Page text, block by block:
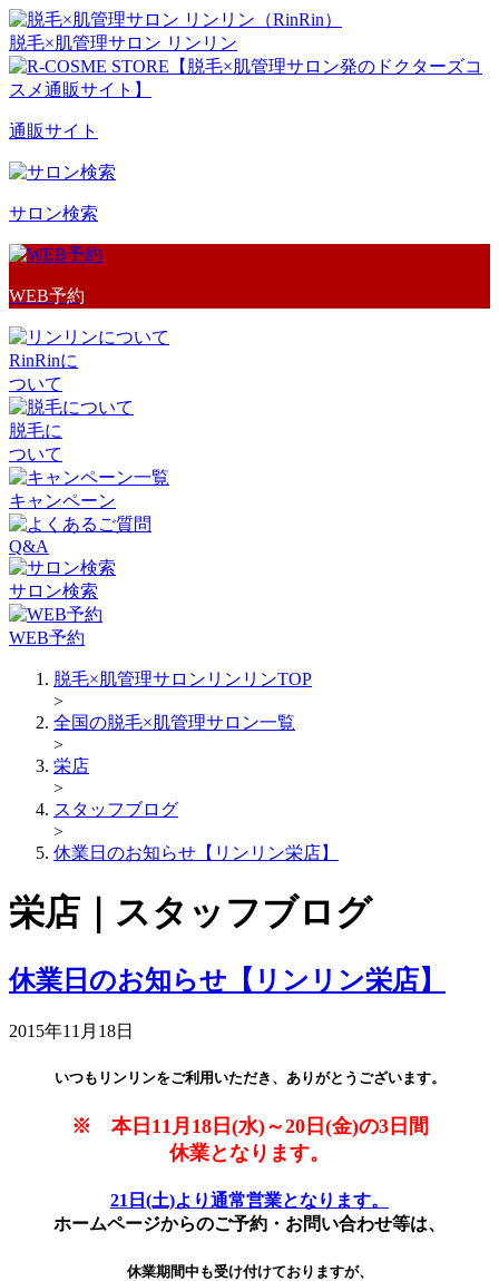
脱毛×肌管理サロン リンリン
通販サイト
サロン検索
WEB予約
RinRinに
ついて
脱毛に
ついて
キャンペーン
Q&A
サロン検索
WEB予約
脱毛×肌管理サロンリンリンTOP
>
全国の脱毛×肌管理サロン一覧
>
栄店
>
スタッフブログ
>
休業日のお知らせ【リンリン栄店】
栄店｜スタッフブログ
休業日のお知らせ【リンリン栄店】
2015年11月18日
いつもリンリンをご利用いただき、ありがとうございます。
※ 本日11月18日(水)～20日(金)の3日間
休業となります。
21日(土)より通常営業となります。
ホームページからのご予約・お問い合わせ等は、
休業期間中も受け付けておりますが、